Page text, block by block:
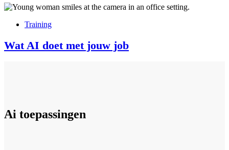
Training
Wat AI doet met jouw job
Ai toepassingen